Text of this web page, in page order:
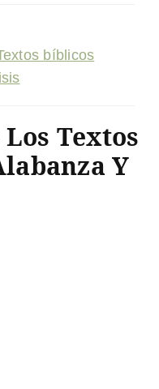
bíblicos
Textos
Y